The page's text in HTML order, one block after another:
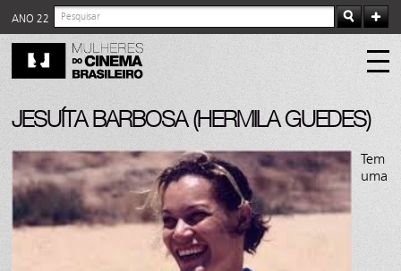
ANO 22
JESUÍTA BARBOSA (HERMILA GUEDES)
Tem
uma